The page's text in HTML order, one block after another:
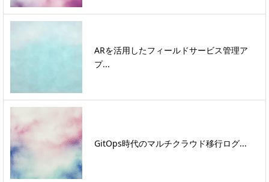
ARを活用したフィールドサービス管理ア
プ...
GitOps時代のマルチクラウド移行ログ...